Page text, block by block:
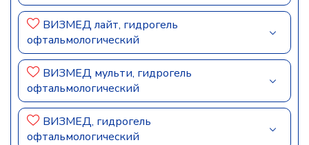
ВИЗМЕД лайт, гидрогель
офтальмологический
ВИЗМЕД мульти, гидрогель
офтальмологический
ВИЗМЕД, гидрогель
офтальмологический